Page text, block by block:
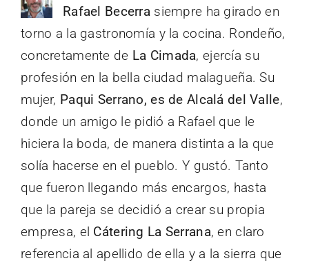
Rafael Becerra siempre ha girado en
torno a la gastronomía y la cocina. Rondeño,
concretamente de La Cimada, ejercía su
profesión en la bella ciudad malagueña. Su
mujer, Paqui Serrano, es de Alcalá del Valle,
donde un amigo le pidió a Rafael que le
hiciera la boda, de manera distinta a la que
solía hacerse en el pueblo. Y gustó. Tanto
que fueron llegando más encargos, hasta
que la pareja se decidió a crear su propia
empresa, el Cátering La Serrana, en claro
referencia al apellido de ella y a la sierra que